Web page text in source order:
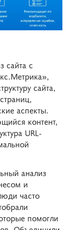
сайта с
сайта,
аспекты.
контент,
URL-
анализ
и
часто
помогли